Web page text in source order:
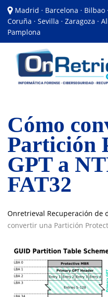
Madrid · Barcelona · Bilbao
Coruña · Sevilla · Zaragoza ·
Pamplona
Cómo
Partición
GPT a
FAT32
Onretrieval Recuperación de
convertir una Partición